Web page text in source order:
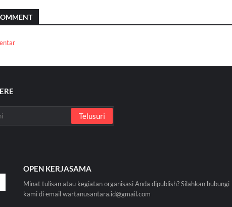
OPEN KERJASAMA
Minat tulisan atau kegiatan organisasi Anda dipublish? Silahkan hubungi
kami di email wartanusantara.id@gmail.com